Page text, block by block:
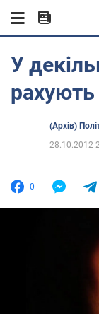
У
рахують
(Архів)
28.10.2012
0